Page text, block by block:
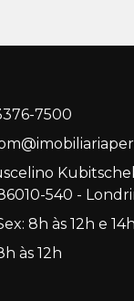
7500
540 -
8h às 12h e
às 12h